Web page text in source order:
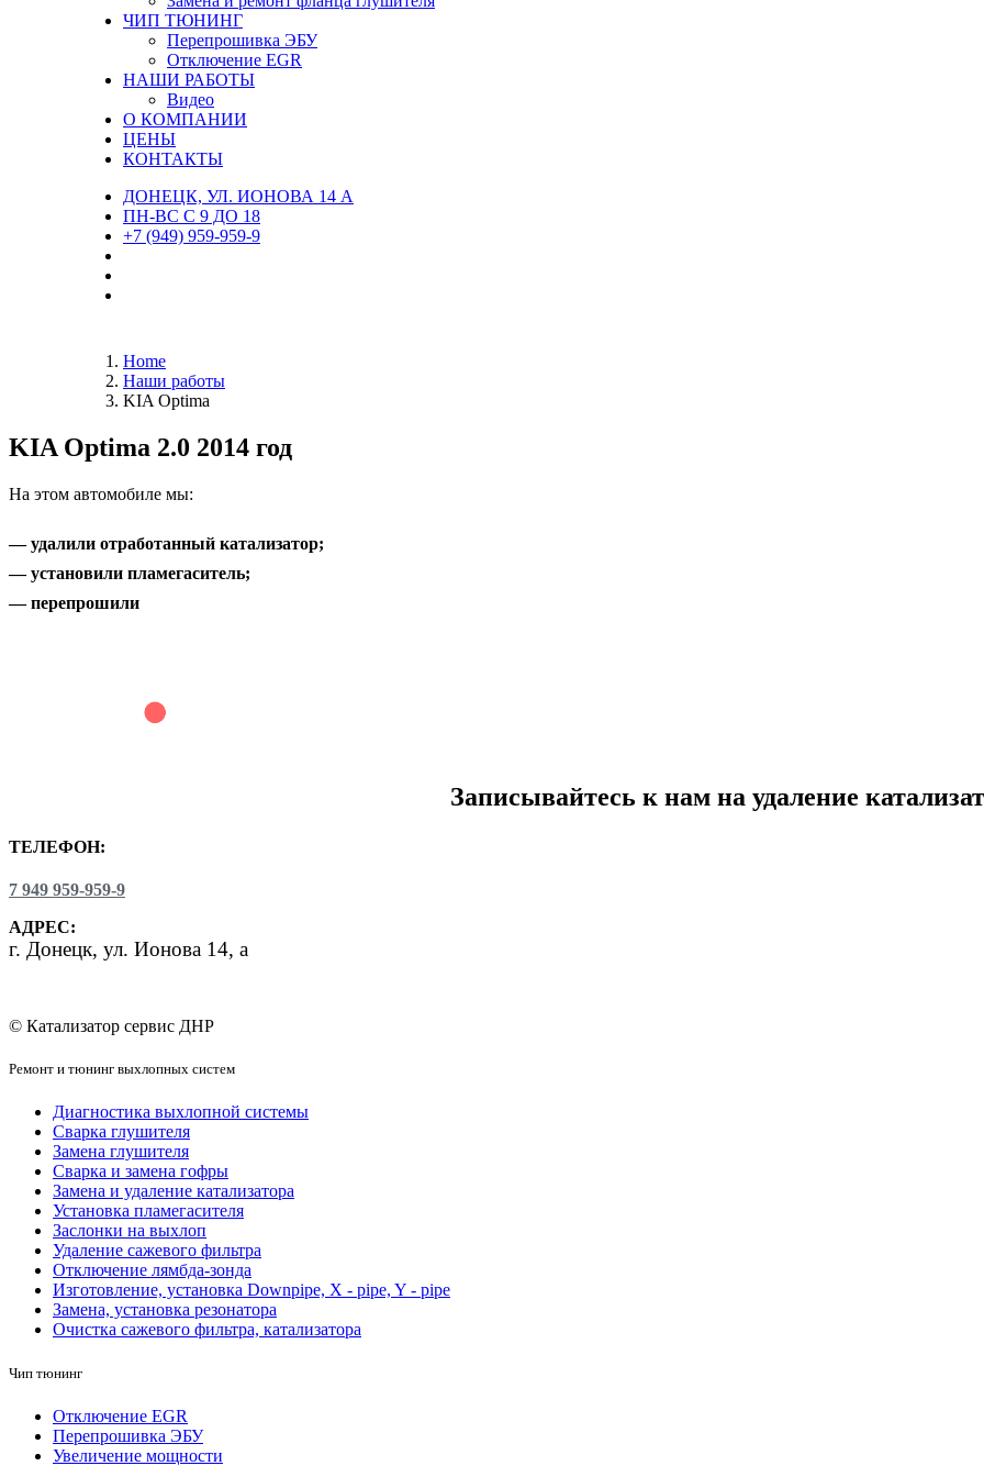
ЧИП ТЮНИНГ
Перепрошивка ЭБУ
Отключение EGR
НАШИ РАБОТЫ
Видео
О КОМПАНИИ
ЦЕНЫ
КОНТАКТЫ
ДОНЕЦК, УЛ. ИОНОВА 14 А
ПН-ВС С 9 ДО 18
+7 (949) 959-959-9
Home
Наши работы
KIA Optima
KIA Optima 2.0 2014 год
На этом автомобиле мы:
— удалили отработанный катализатор;
— установили пламегаситель;
— перепрошили
Записывайтесь к нам на удаление
ТЕЛЕФОН:
7 949 959-959-9
АДРЕС:
г. Донецк, ул. Ионова 14, а
© Катализатор сервис ДНР
Ремонт и тюнинг выхлопных систем
Диагностика выхлопной системы
Сварка глушителя
Замена глушителя
Сварка и замена гофры
Замена и удаление катализатора
Установка пламегасителя
Заслонки на выхлоп
Удаление сажевого фильтра
Отключение лямбда-зонда
Изготовление, установка Downpipe, X - pipe, Y - pipe
Замена, установка резонатора
Очистка сажевого фильтра, катализатора
Чип тюнинг
Отключение EGR
Перепрошивка ЭБУ
Увеличение мощности